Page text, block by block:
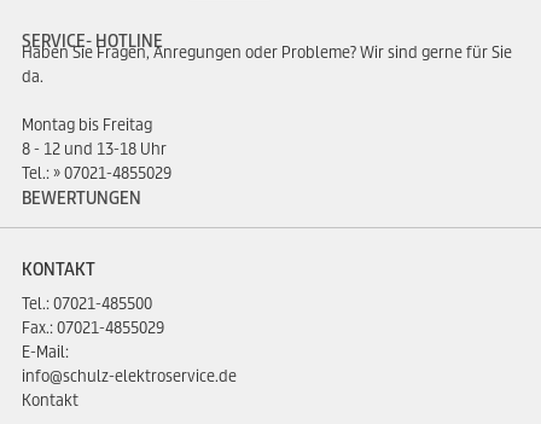
SERVICE- HOTLINE
Haben Sie Fragen, Anregungen oder Probleme? Wir sind gerne für Sie
da.
Montag bis Freitag
8 - 12 und 13-18 Uhr
Tel.: 07021-4855029
BEWERTUNGEN
KONTAKT
Tel.:07021-485500
Fax.: 07021-4855029
E-Mail:
info@schulz-elektroservice.de
Kontakt